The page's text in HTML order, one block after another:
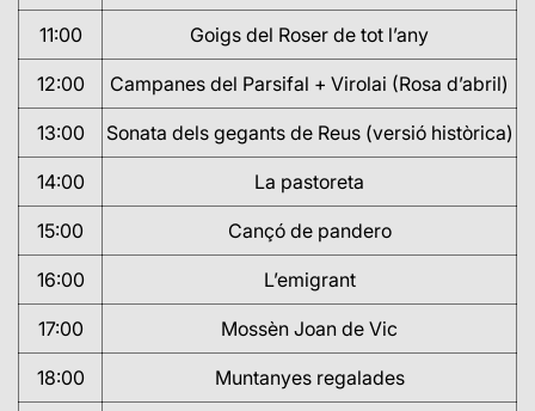
11:00 Goigs del Roser de tot l’any
12:00 Campanes del Parsifal + Virolai (Rosa d’abril)
13:00 Sonata dels gegants de Reus (versió històrica)
14:00 La pastoreta
15:00 Cançó de pandero
16:00 L’emigrant
17:00 Mossèn Joan de Vic
18:00 Muntanyes regalades